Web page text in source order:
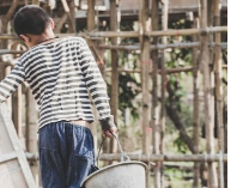
Grau
de Jurisprudência